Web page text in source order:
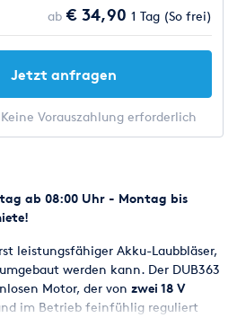
ab € 34,90 1 Tag (So frei)
Jetzt anfragen
Vorauszahlung erforderlich
ab 08:00 Uhr - Montag bis
leistungsfähiger Akku-Laubbläser,
werden kann. Der DUB363
Motor, der von zwei 18 V
im Betrieb feinfühlig reguliert